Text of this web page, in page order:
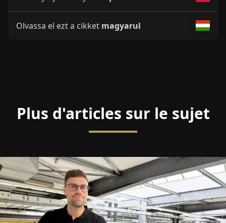
Olvassa el ezt a cikket magyarul
Plus d'articles sur le sujet